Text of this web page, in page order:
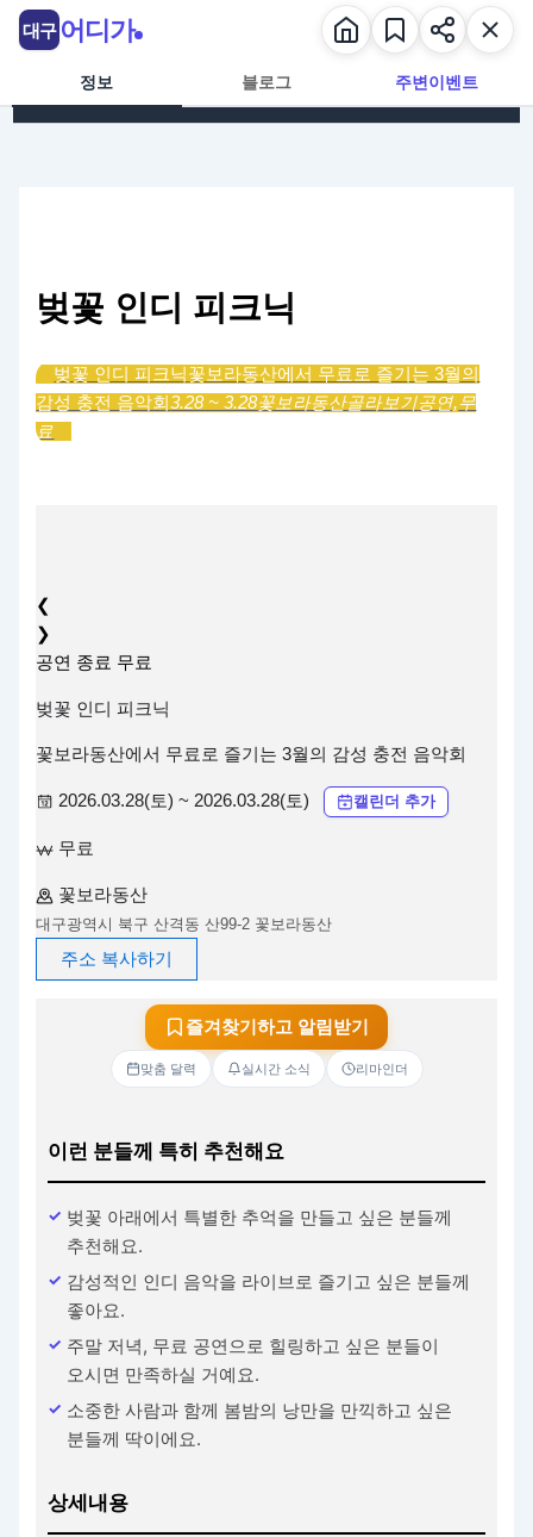
콘텐츠로 건너뛰기
정보 블로그 주변이벤트
벚꽃 인디 피크닉
벚꽃 인디 피크닉꽃보라동산에서 무료로 즐기는 3월의
감성 충전 음악회3.28 ~ 3.28꽃보라동산골라보기공연,무
료
❮
❯
공연 종료 무료
벚꽃 인디 피크닉
꽃보라동산에서 무료로 즐기는 3월의 감성 충전 음악회
2026.03.28(토) ~ 2026.03.28(토) 캘린더 추가
무료
꽃보라동산
대구광역시 북구 산격동 산99-2 꽃보라동산
주소 복사하기
즐겨찾기하고 알림받기
맞춤 달력 실시간 소식 리마인더
이런 분들께 특히 추천해요
벚꽃 아래에서 특별한 추억을 만들고 싶은 분들께
추천해요.
감성적인 인디 음악을 라이브로 즐기고 싶은 분들께
좋아요.
주말 저녁, 무료 공연으로 힐링하고 싶은 분들이
오시면 만족하실 거예요.
소중한 사람과 함께 봄밤의 낭만을 만끽하고 싶은
분들께 딱이에요.
상세내용
대구 어디가